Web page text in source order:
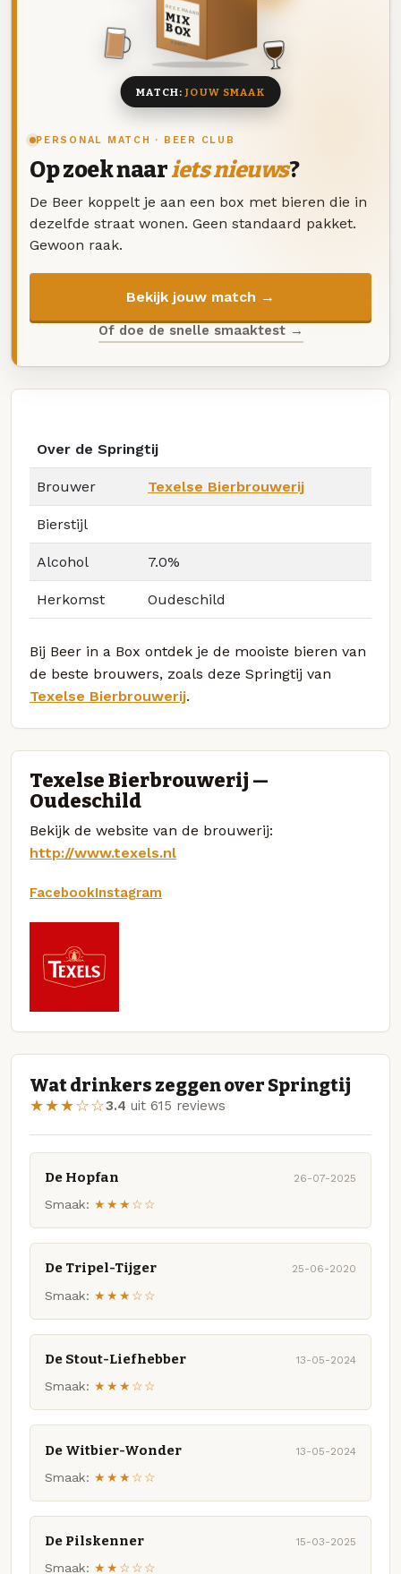
PERSONAL MATCH · BEER CLUB
Op zoek naariets nieuws?
De Beer koppelt je aan een box met bieren die in
dezelfde straat wonen. Geen standaard pakket.
Gewoon raak.
Bekijk jouw match →
Of doe de snelle smaaktest →
DEZE MAAND
MIX
BOX
8 BIEREN
MATCH:JOUW SMAAK
Over de Springtij
Brouwer Texelse Bierbrouwerij
Bierstijl
Alcohol 7.0%
Herkomst Oudeschild
Bij Beer in a Box ontdek je de mooiste bieren van
de beste brouwers, zoals deze Springtij van
Texelse Bierbrouwerij.
Texelse Bierbrouwerij —
Oudeschild
Bekijk de website van de brouwerij:
http://www.texels.nl
FacebookInstagram
Wat drinkers zeggen over Springtij
★★★☆☆3.4 uit 615 reviews
De Hopfan 26-07-2025
Smaak: ★★★☆☆
De Tripel-Tijger 25-06-2020
Smaak: ★★★☆☆
De Stout-Liefhebber 13-05-2024
Smaak: ★★★☆☆
De Witbier-Wonder 13-05-2024
Smaak: ★★★☆☆
De Pilskenner 15-03-2025
Smaak: ★★☆☆☆